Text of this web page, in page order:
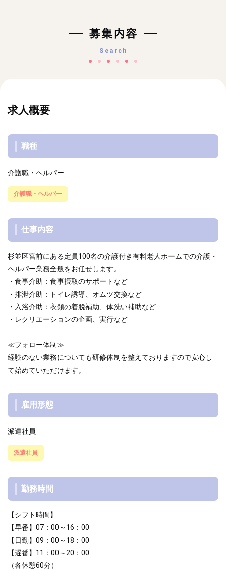
募集内容
Search
求人概要
職種
介護職・ヘルパー
介護職・ヘルパー
仕事内容
杉並区宮前にある定員100名の介護付き有料老人ホームでの介護・
ヘルパー業務全般をお任せします。
・食事介助：食事摂取のサポートなど
・排泄介助：トイレ誘導、オムツ交換など
・入浴介助：衣類の着脱補助、体洗い補助など
・レクリエーションの企画、実行など
≪フォロー体制≫
経験のない業務についても研修体制を整えておりますので安心し
て始めていただけます。
雇用形態
派遣社員
派遣社員
勤務時間
【シフト時間】
【早番】07：00～16：00
【日勤】09：00～18：00
【遅番】11：00～20：00
（各休憩60分）